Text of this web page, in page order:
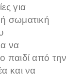
για
σωματική
να
παιδί από την
και να